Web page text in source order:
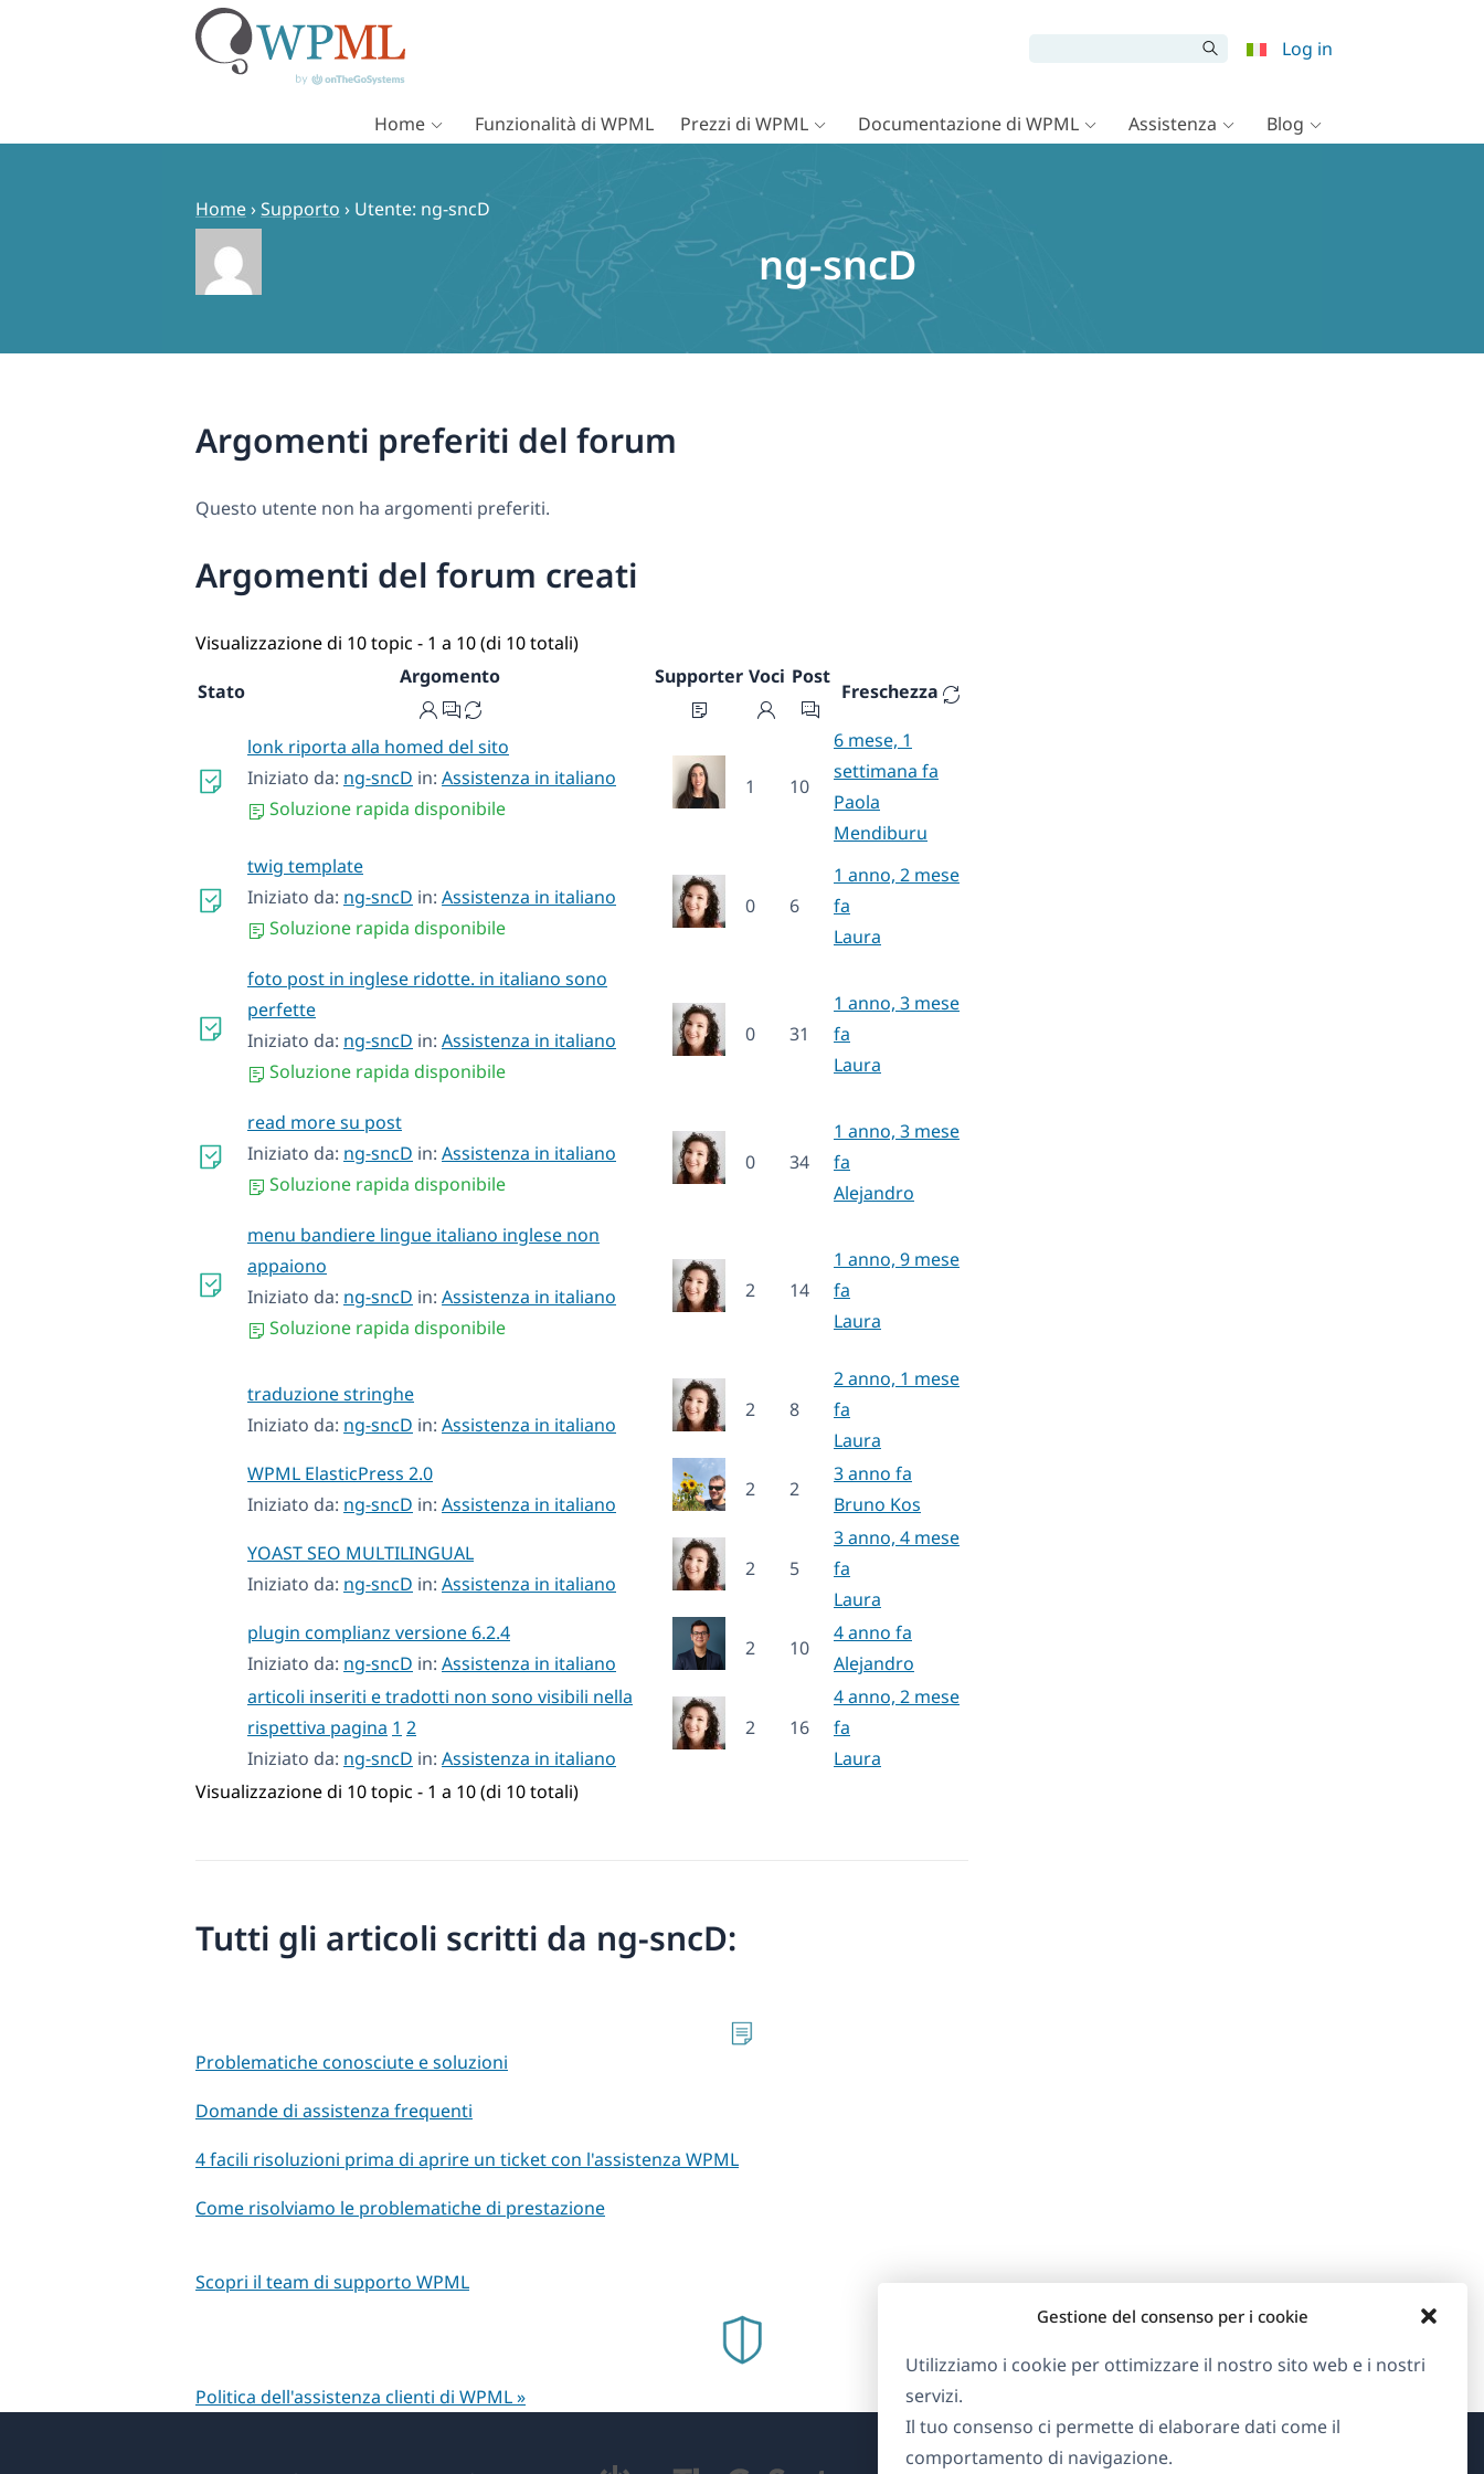
Gestione del consenso per i cookie
Utilizziamo i cookie per ottimizzare il nostro sito web e i nostri
servizi.
Il tuo consenso ci permette di elaborare dati come il
comportamento di navigazione.
Log in
Home Funzionalità di WPML Prezzi di WPML Documentazione di WPML Assistenza Blog
Home›Supporto › Utente: ng-sncD
ng-sncD
Argomenti preferiti del forum
Questo utente non ha argomenti preferiti.
Argomenti del forum creati
Visualizzazione di 10 topic - 1 a 10 (di 10 totali)
Stato
Argomento Supporter Voci Post
Freschezza
lonk riporta alla homed del sito
Iniziato da: ng-sncD in: Assistenza in italiano
Soluzione rapida disponibile
1 10
6 mese, 1
settimana fa
Paola
Mendiburu
twig template
Iniziato da: ng-sncD in: Assistenza in italiano
Soluzione rapida disponibile
0 6
1 anno, 2 mese
fa
Laura
foto post in inglese ridotte. in italiano sono
perfette
Iniziato da: ng-sncD in: Assistenza in italiano
Soluzione rapida disponibile
0 31
1 anno, 3 mese
fa
Laura
read more su post
Iniziato da: ng-sncD in: Assistenza in italiano
Soluzione rapida disponibile
0 34
1 anno, 3 mese
fa
Alejandro
menu bandiere lingue italiano inglese non
appaiono
Iniziato da: ng-sncD in: Assistenza in italiano
Soluzione rapida disponibile
2 14
1 anno, 9 mese
fa
Laura
traduzione stringhe
Iniziato da: ng-sncD in: Assistenza in italiano
2 8
2 anno, 1 mese
fa
Laura
WPML ElasticPress 2.0
Iniziato da: ng-sncD in: Assistenza in italiano
2 2
3 anno fa
Bruno Kos
YOAST SEO MULTILINGUAL
Iniziato da: ng-sncD in: Assistenza in italiano
2 5
3 anno, 4 mese
fa
Laura
plugin complianz versione 6.2.4
Iniziato da: ng-sncD in: Assistenza in italiano
2 10
4 anno fa
Alejandro
articoli inseriti e tradotti non sono visibili nella
rispettiva pagina 1 2
Iniziato da: ng-sncD in: Assistenza in italiano
2 16
4 anno, 2 mese
fa
Laura
Visualizzazione di 10 topic - 1 a 10 (di 10 totali)
Tutti gli articoli scritti da ng-sncD:
Problematiche conosciute e soluzioni
Domande di assistenza frequenti
4 facili risoluzioni prima di aprire un ticket con l'assistenza WPML
Come risolviamo le problematiche di prestazione
Scopri il team di supporto WPML
Politica dell'assistenza clienti di WPML »